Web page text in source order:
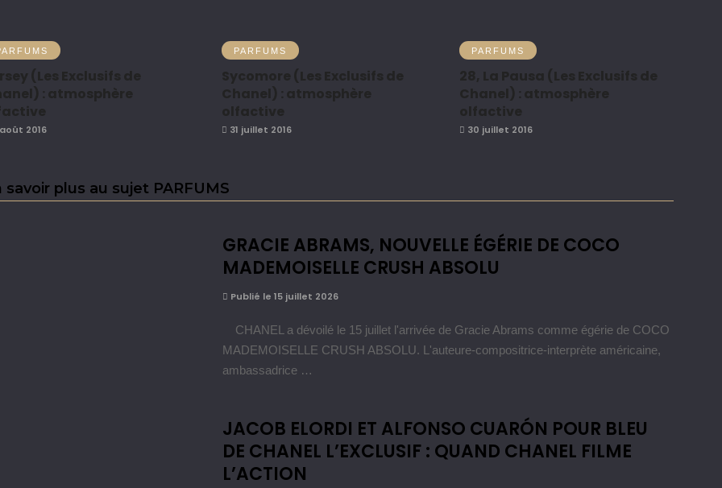
(Les Exclusifs de
: atmosphère
2016
PARFUMS
Sycomore (Les Exclusifs de
Chanel) : atmosphère
olfactive
31 juillet 2016
PARFUMS
28, La Pausa (Les Exclusifs de
Chanel) : atmosphère
olfactive
30 juillet 2016
savoir plus au sujet PARFUMS
GRACIE ABRAMS, NOUVELLE ÉGÉRIE DE COCO
MADEMOISELLE CRUSH ABSOLU
Publié le 15 juillet 2026
CHANEL a dévoilé le 15 juillet l'arrivée de Gracie Abrams comme égérie de COCO
MADEMOISELLE CRUSH ABSOLU. L'auteure-compositrice-interprète américaine,
ambassadrice …
JACOB ELORDI ET ALFONSO CUARÓN POUR BLEU
DE CHANEL L’EXCLUSIF : QUAND CHANEL FILME
L’ACTION